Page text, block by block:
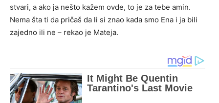
stvari, a ako ja nešto kažem ovde, to je za tebe amin.
Nema šta ti da pričaš da li si znao kada smo Ena i ja bili
zajedno ili ne – rekao je Mateja.